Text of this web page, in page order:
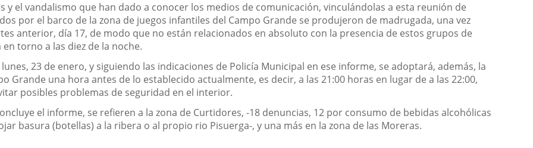
y el vandalismo que han dado a conocer los medios de comunicación, vinculándolas a esta reunión de
por el barco de la zona de juegos infantiles del Campo Grande se produjeron de madrugada, una vez
anterior, día 17, de modo que no están relacionados en absoluto con la presencia de estos grupos de
torno a las diez de la noche.
23 de enero, y siguiendo las indicaciones de Policía Municipal en ese informe, se adoptará, además, la
Grande una hora antes de lo establecido actualmente, es decir, a las 21:00 horas en lugar de a las 22:00,
posibles problemas de seguridad en el interior.
el informe, se refieren a la zona de Curtidores, -18 denuncias, 12 por consumo de bebidas alcohólicas
basura (botellas) a la ribera o al propio rio Pisuerga-, y una más en la zona de las Moreras.